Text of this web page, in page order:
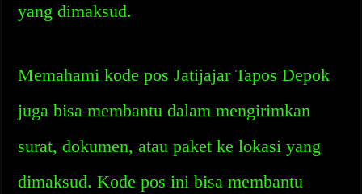
yang dimaksud.
Memahami kode pos Jatijajar Tapos Depok
juga bisa membantu dalam mengirimkan
surat, dokumen, atau paket ke lokasi yang
dimaksud. Kode pos ini bisa membantu